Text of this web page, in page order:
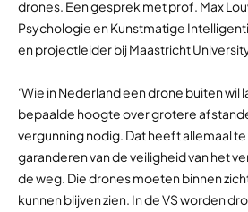
drones. Een gesprek met prof. Max
Psychologie en Kunstmatige
en projectleider bij Maastricht
‘Wie in Nederland een drone buiten wil
bepaalde hoogte over grotere
vergunning nodig. Dat heeft allemaal
garanderen van de veiligheid van het
de weg. Die drones moeten binnen
kunnen blijven zien. In de VS worden